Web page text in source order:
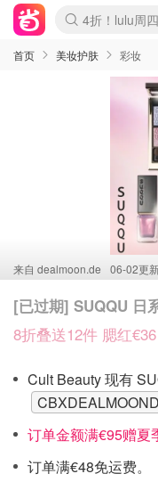
Boticinal 夏促
4折！lulu周
还没结束！
Joybuy变相
速领！
疑似霸哥！
Zalando 奥莱
Moncler反季
Coach
首页 美妆护肤 彩妆
来自 dealmoon.de 06-02更
[已过期] SUQQU 日
8折叠送12件 腮红€36
Cult Beauty 现有
订单金额满€95赠夏
订单满€48免运费。